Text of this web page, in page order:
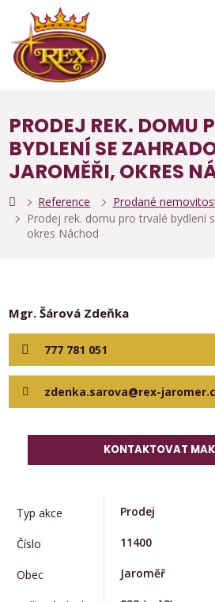
PRODEJ REK. DOMU
BYDLENÍ SE
JAROMĚŘI, OKRES
Reference
Prodané
Prodej rek. domu pro trvalé bydlení
okres Náchod
Mgr. Šárová Zdeňka
777 781 051
zdenka.sarova@rex-
KONTAKTOVAT
Typ akce Prodej
Číslo 11400
Obec Jaroměř